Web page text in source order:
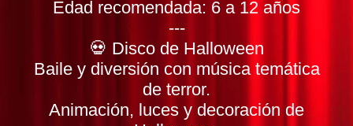
Edad recomendada: 6 a 12 años
---
💀 Disco de Halloween
Baile y diversión con música temática
de terror.
Animación, luces y decoración de